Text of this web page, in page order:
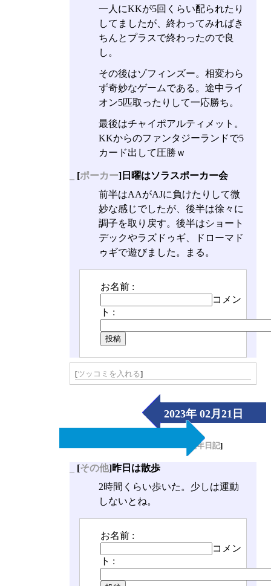
一人にKKが5回くらい配られたり
してましたが、終わってみればき
ちんとプラスで終わったので良
し。
その後はゾフィンズー。相変わら
ず奇妙なゲームである。途中ライ
オン5匹取ったりして一応勝ち。
最後はチャイポアルティメット。
KKからのファンタジーランドで5
カード出して圧勝ｗ
[ポーカー]日曜はソラスポーカー会
前半はAAがAJに負けたりして微
妙な感じでしたが、後半は徐々に
調子を取り戻す。後半はショート
デックやラズドゥギ、ドローマド
ゥギで遊びました。まる。
お名前 :
コメン
ト :
[ツッコミを入れる]
2023年 02月21日
（Tue）
長年日記]
[その他]昨日は散歩
2時間くらい歩いた。少しは運動
しないとね。
お名前 :
コメン
ト :